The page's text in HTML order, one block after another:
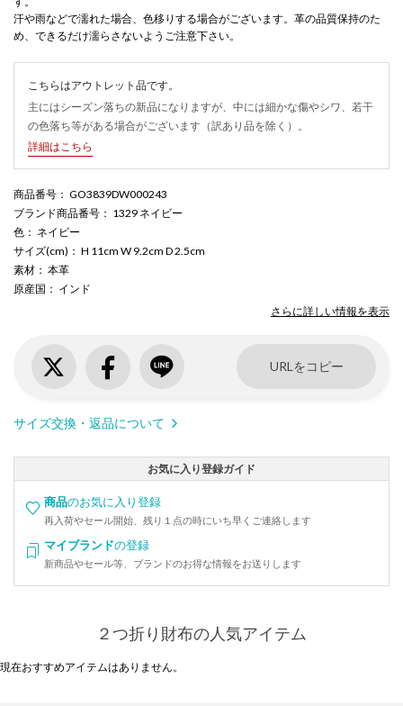
汗や雨などで濡れた場合、色移りする場合がございます。革の品質保持のた
め、できるだけ濡らさないようご注意下さい。
こちらはアウトレット品です。
主にはシーズン落ちの新品になりますが、中には細かな傷やシワ、若干
の色落ち等がある場合がございます（訳あり品を除く）。
詳細はこちら
商品番号 ： GO3839DW000243
ブランド商品番号 ： 1329 ネイビー
色 ： ネイビー
サイズ(cm) ： H 11cm W 9.2cm D 2.5cm
素材 ： 本革
原産国 ： インド
さらに詳しい情報を表示
URLをコピー
サイズ交換・返品について
お気に入り登録ガイド
商品のお気に入り登録
再入荷やセール開始、残り１点の時にいち早くご連絡します
マイブランドの登録
新商品やセール等、ブランドのお得な情報をお送りします
２つ折り財布の人気アイテム
現在おすすめアイテムはありません。